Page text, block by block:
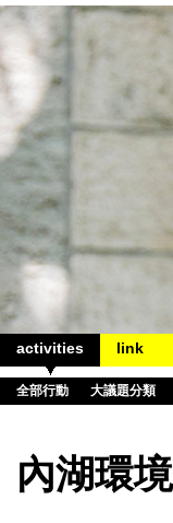
activities link
全部行動 大議題分類
內湖環